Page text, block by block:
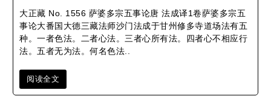
大正藏 No. 1556 萨婆多宗五事论唐 法成译1卷萨婆多宗五
事论大番国大德三藏法师沙门法成于甘州修多寺道场法有五
种。一者色法。二者心法。三者心所有法。四者心不相应行
法。五者无为法。何名色法..
阅读全文